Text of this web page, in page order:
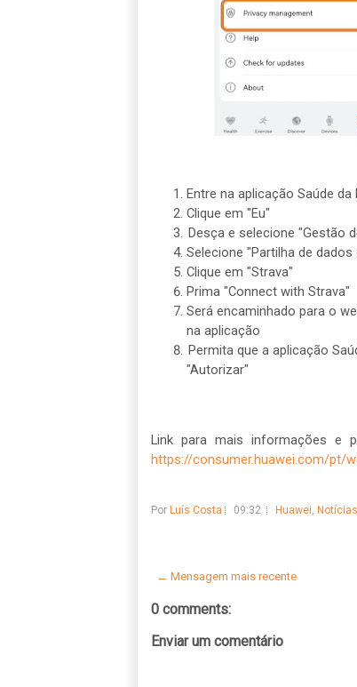
Entre na aplicação Saúde da
Clique em "Eu"
Desça e selecione "Gestão
Selecione "Partilha de
Clique em "Strava"
Prima "Connect with Strava"
Será encaminhado para o
na aplicação
Permita que a aplicação
"Autorizar"
Link para mais informações e
https://consumer.huawei.com/pt/
Por Luís Costa 09:32 Huawei, Notícias
← Mensagem mais recente
0 comments:
Enviar um comentário